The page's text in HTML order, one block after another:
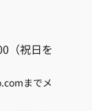
（祝日を
までメ